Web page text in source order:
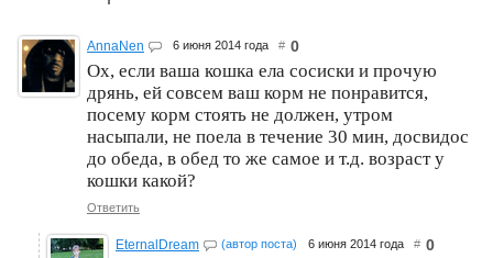
AnnaNen 6 июня 2014 года # 0
Ох, если ваша кошка ела сосиски и прочую
дрянь, ей совсем ваш корм не понравится,
посему корм стоять не должен, утром
насыпали, не поела в течение 30 мин, досвидос
до обеда, в обед то же самое и т.д. возраст у
кошки какой?
Ответить
EternalDream (автор поста) 6 июня 2014 года # 0